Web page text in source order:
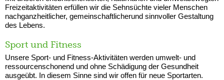
Freizeitaktivitäten erfüllen wir die Sehnsüchte vieler Menschen
nachganzheitlicher, gemeinschaftlicherund sinnvoller Gestaltung
des Lebens.
Sport und Fitness
Unsere Sport- und Fitness-Aktivitäten werden umwelt- und
ressourcenschonend und ohne Schädigung der Gesundheit
ausgeübt. In diesem Sinne sind wir offen für neue Sportarten.